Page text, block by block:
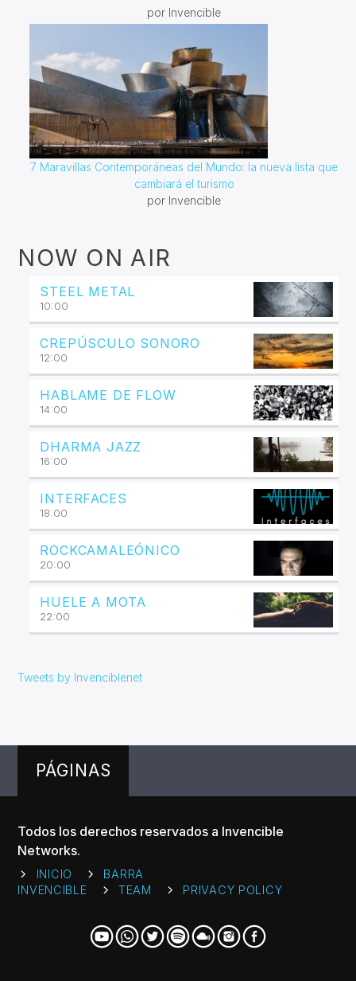
por Invencible
7 Maravillas Contemporáneas del Mundo: la nueva lista que
cambiará el turismo
por Invencible
NOW ON AIR
STEEL METAL
10:00
CREPÚSCULO SONORO
12:00
HABLAME DE FLOW
14:00
DHARMA JAZZ
16:00
INTERFACES
18:00
ROCKCAMALEÓNICO
20:00
HUELE A MOTA
22:00
Tweets by Invenciblenet
PÁGINAS
Todos los derechos reservados a Invencible
Networks.
INICIO
BARRA
INVENCIBLE
TEAM PRIVACY POLICY